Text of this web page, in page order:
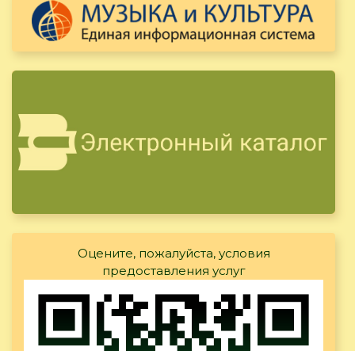
Оцените, пожалуйста, условия
предоставления услуг